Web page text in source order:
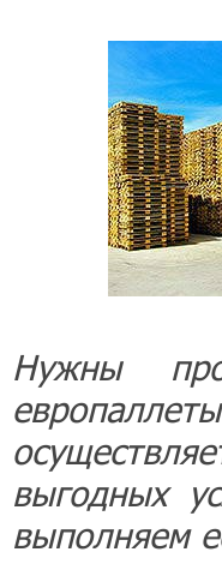
Нужны
выгодных
выполняем